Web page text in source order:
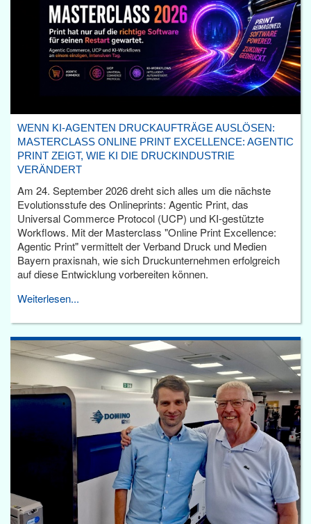
WENN KI-AGENTEN DRUCKAUFTRÄGE AUSLÖSEN:
MASTERCLASS ONLINE PRINT EXCELLENCE: AGENTIC
PRINT ZEIGT, WIE KI DIE DRUCKINDUSTRIE
VERÄNDERT
Am 24. September 2026 dreht sich alles um die nächste
Evolutionsstufe des Onlineprints: Agentic Print, das
Universal Commerce Protocol (UCP) und KI-gestützte
Workflows. Mit der Masterclass "Online Print Excellence:
Agentic Print" vermittelt der Verband Druck und Medien
Bayern praxisnah, wie sich Druckunternehmen erfolgreich
auf diese Entwicklung vorbereiten können.
Weiterlesen...